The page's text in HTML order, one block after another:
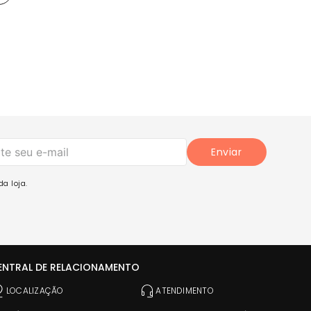
Enviar
loja.
DE RELACIONAMENTO
LOCALIZAÇÃO
ATENDIMENTO